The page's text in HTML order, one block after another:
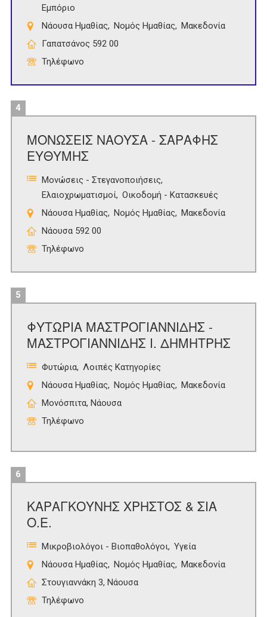
Εμπόριο
Νάουσα Ημαθίας
Νομός Ημαθίας
Μακεδονία
Γαπατσάνος 592 00
Τηλέφωνο
4
ΜΟΝΩΣΕΙΣ ΝΑΟΥΣΑ - ΣΑΡΑΦΗΣ
ΕΥΘΥΜΗΣ
Μονώσεις - Στεγανοποιήσεις
Ελαιοχρωματισμοί Οικοδομή - Κατασκευές
Νάουσα Ημαθίας
Νομός Ημαθίας
Μακεδονία
Νάουσα 592 00
Τηλέφωνο
5
ΦΥΤΩΡΙΑ ΜΑΣΤΡΟΓΙΑΝΝΙΔΗΣ -
ΜΑΣΤΡΟΓΙΑΝΝΙΔΗΣ Ι. ΔΗΜΗΤΡΗΣ
Φυτώρια Λοιπές Κατηγορίες
Νάουσα Ημαθίας
Νομός Ημαθίας
Μακεδονία
Μονόσπιτα, Νάουσα
Τηλέφωνο
6
ΚΑΡΑΓΚΟΥΝΗΣ ΧΡΗΣΤΟΣ & ΣΙΑ
Ο.Ε.
Μικροβιολόγοι - Βιοπαθολόγοι Υγεία
Νάουσα Ημαθίας
Νομός Ημαθίας
Μακεδονία
Στουγιαννάκη 3, Νάουσα
Τηλέφωνο